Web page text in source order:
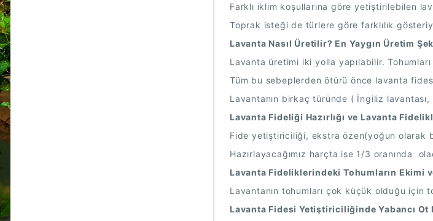
Farklı iklim koşullarına göre yetiştirilebilen
Toprak isteği de türlere göre farklılık
Lavanta Nasıl Üretilir? En Yaygın Üretim
Lavanta üretimi iki yolla yapılabilir.
Tüm bu sebeplerden ötürü önce lavanta
Lavantanın birkaç türünde ( İngiliz
Lavanta Fideliği Hazırlığı ve Lavanta
Fide yetiştiriciliği, ekstra özen(yoğun olarak
Hazırlayacağımız harçta ise 1/3 oranında
Lavanta Fideliklerindeki Tohumların Ekimi ve
Lavantanın tohumları çok küçük olduğu için
Lavanta Fidesi Yetiştiriciliğinde Yabancı Ot